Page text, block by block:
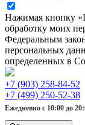
Нажимая кнопку
обработку моих
Федеральным
персональных
определенных в
+7 (903) 258-84-52
+7 (499) 250-52-38
Ежедневно с 10:00 до